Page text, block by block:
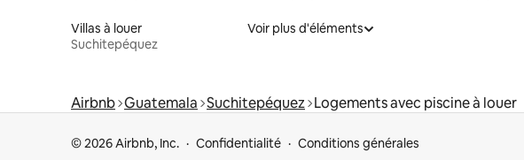
Villas à louer
Suchitepéquez
Voir plus d'éléments
Airbnb Guatemala Suchitepéquez Logements avec piscine à louer
© 2026 Airbnb, Inc. Confidentialité Conditions générales